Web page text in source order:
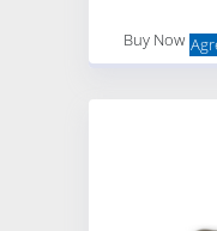
Buy Now